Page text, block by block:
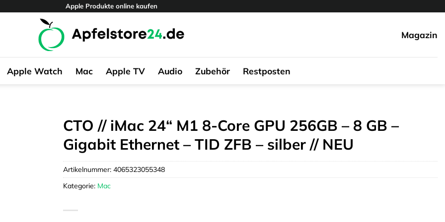
Apple Produkte online kaufen
Magazin
Apple Watch Mac Apple TV Audio Zubehör Restposten
CTO // iMac 24“ M1 8-Core GPU 256GB – 8 GB –
Gigabit Ethernet – TID ZFB – silber // NEU
Artikelnummer: 4065323055348
Kategorie: Mac